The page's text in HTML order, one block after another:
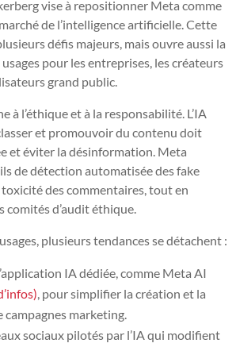
vise à repositionner Meta comme
de l’intelligence artificielle. Cette
défis majeurs, mais ouvre aussi la
pour les entreprises, les créateurs
grand public.
à l’éthique et à la responsabilité. L’IA
et promouvoir du contenu doit
et éviter la désinformation. Meta
de détection automatisée des fake
toxicité des commentaires, tout en
comités d’audit éthique.
plusieurs tendances se détachent :
IA dédiée, comme Meta AI
, pour simplifier la création et la
marketing.
sociaux pilotés par l’IA qui modifient